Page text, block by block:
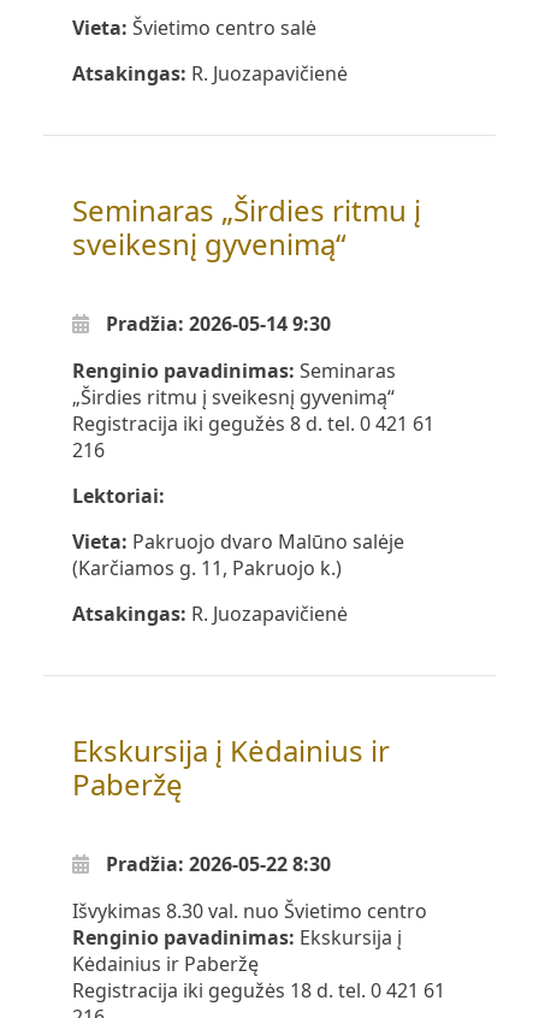
Vieta: Švietimo centro salė
Atsakingas: R. Juozapavičienė
Seminaras „Širdies ritmu į
sveikesnį gyvenimą“
Pradžia: 2026-05-14 9:30
Renginio pavadinimas: Seminaras
„Širdies ritmu į sveikesnį gyvenimą“
Registracija iki gegužės 8 d. tel. 0 421 61
216
Lektoriai:
Vieta: Pakruojo dvaro Malūno salėje
(Karčiamos g. 11, Pakruojo k.)
Atsakingas: R. Juozapavičienė
Ekskursija į Kėdainius ir
Paberžę
Pradžia: 2026-05-22 8:30
Išvykimas 8.30 val. nuo Švietimo centro
Renginio pavadinimas: Ekskursija į
Kėdainius ir Paberžę
Registracija iki gegužės 18 d. tel. 0 421 61